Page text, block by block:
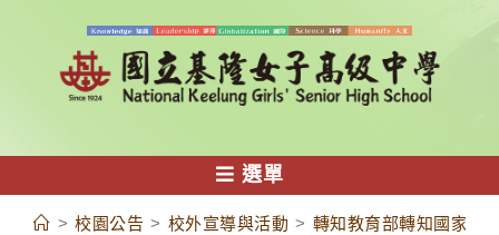
容
選單
> 校園公告 > 校外宣導與活動 > 轉知教育部轉知國家表